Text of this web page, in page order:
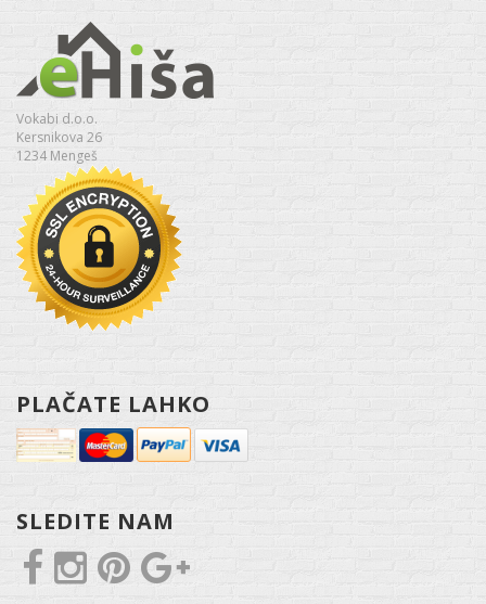
Vokabi d.o.o.
Kersnikova 26
1234 Mengeš
PLAČATE LAHKO
SLEDITE NAM